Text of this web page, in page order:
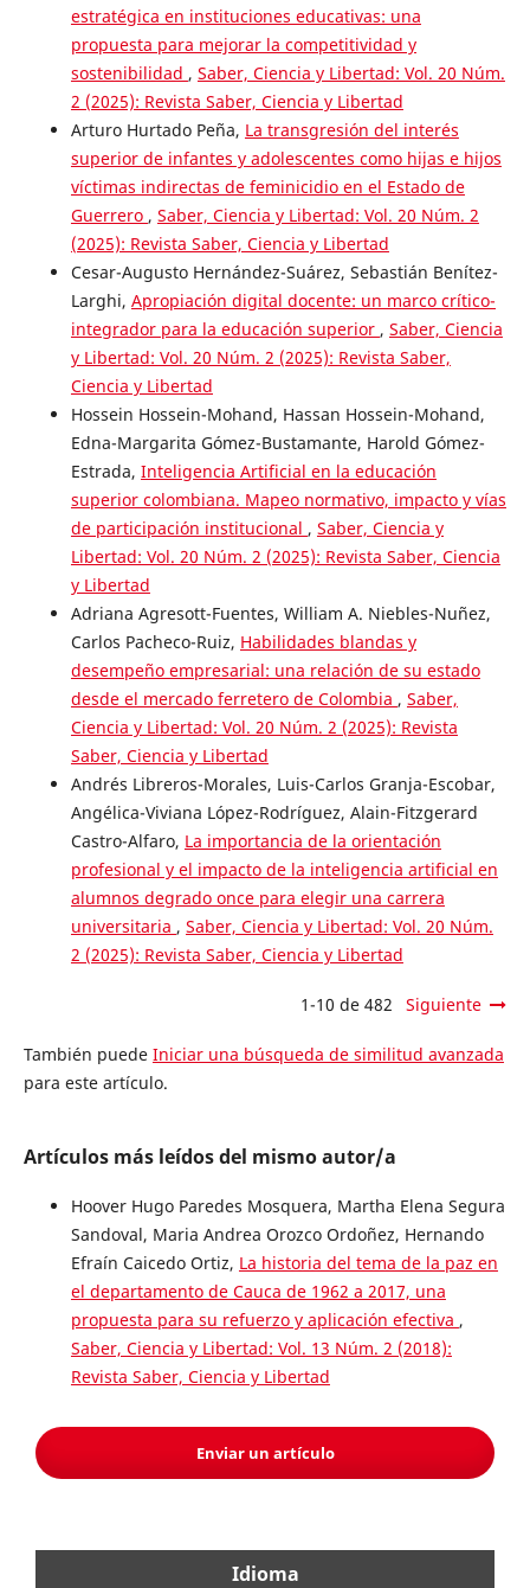
estratégica en instituciones educativas: una
propuesta para mejorar la competitividad y
sostenibilidad , Saber, Ciencia y Libertad: Vol. 20 Núm.
2 (2025): Revista Saber, Ciencia y Libertad
Arturo Hurtado Peña, La transgresión del interés
superior de infantes y adolescentes como hijas e hijos
víctimas indirectas de feminicidio en el Estado de
Guerrero , Saber, Ciencia y Libertad: Vol. 20 Núm. 2
(2025): Revista Saber, Ciencia y Libertad
Cesar-Augusto Hernández-Suárez, Sebastián Benítez-
Larghi, Apropiación digital docente: un marco crítico-
integrador para la educación superior , Saber, Ciencia
y Libertad: Vol. 20 Núm. 2 (2025): Revista Saber,
Ciencia y Libertad
Hossein Hossein-Mohand, Hassan Hossein-Mohand,
Edna-Margarita Gómez-Bustamante, Harold Gómez-
Estrada, Inteligencia Artificial en la educación
superior colombiana. Mapeo normativo, impacto y vías
de participación institucional , Saber, Ciencia y
Libertad: Vol. 20 Núm. 2 (2025): Revista Saber, Ciencia
y Libertad
Adriana Agresott-Fuentes, William A. Niebles-Nuñez,
Carlos Pacheco-Ruiz, Habilidades blandas y
desempeño empresarial: una relación de su estado
desde el mercado ferretero de Colombia , Saber,
Ciencia y Libertad: Vol. 20 Núm. 2 (2025): Revista
Saber, Ciencia y Libertad
Andrés Libreros-Morales, Luis-Carlos Granja-Escobar,
Angélica-Viviana López-Rodríguez, Alain-Fitzgerard
Castro-Alfaro, La importancia de la orientación
profesional y el impacto de la inteligencia artificial en
alumnos degrado once para elegir una carrera
universitaria , Saber, Ciencia y Libertad: Vol. 20 Núm.
2 (2025): Revista Saber, Ciencia y Libertad
1-10 de 482 Siguiente
También puede Iniciar una búsqueda de similitud avanzada
para este artículo.
Artículos más leídos del mismo autor/a
Hoover Hugo Paredes Mosquera, Martha Elena Segura
Sandoval, Maria Andrea Orozco Ordoñez, Hernando
Efraín Caicedo Ortiz, La historia del tema de la paz en
el departamento de Cauca de 1962 a 2017, una
propuesta para su refuerzo y aplicación efectiva ,
Saber, Ciencia y Libertad: Vol. 13 Núm. 2 (2018):
Revista Saber, Ciencia y Libertad
Enviar un artículo
Idioma